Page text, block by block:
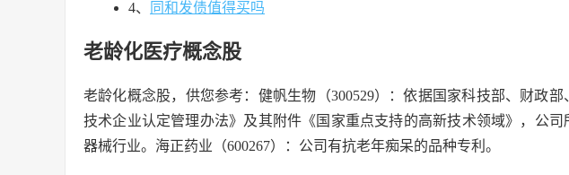
4、
同和发债值得买吗
老龄化医疗概念股
老龄化概念股，供您参考：健帆生物（300529）：依据国家科技部、财政
技术企业认定管理办法》及其附件《国家重点支持的高新技术领域》，公
器械行业。海正药业（600267）：公司有抗老年痴呆的品种专利。